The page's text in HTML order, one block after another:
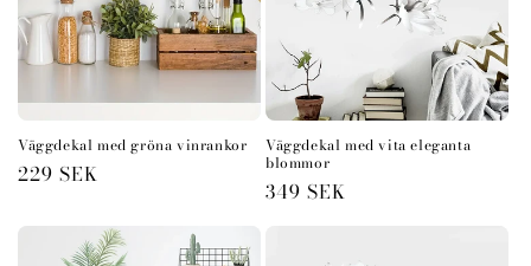
Väggdekal med gröna vinrankor
Ordinarie
229 SEK
Väggdekal med vita eleganta
blommor
Ordinarie
349 SEK